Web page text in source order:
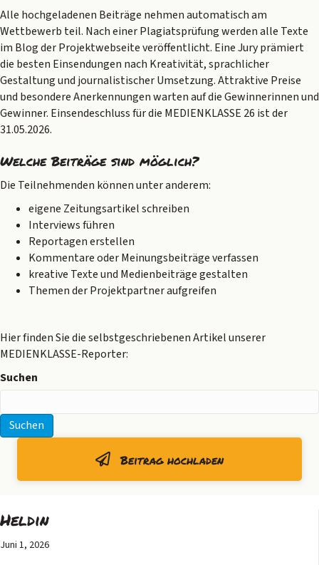
Alle hochgeladenen Beiträge nehmen automatisch am
Wettbewerb teil. Nach einer Plagiatsprüfung werden alle Texte
im Blog der Projektwebseite veröffentlicht. Eine Jury prämiert
die besten Einsendungen nach Kreativität, sprachlicher
Gestaltung und journalistischer Umsetzung. Attraktive Preise
und besondere Anerkennungen warten auf die Gewinnerinnen und
Gewinner. Einsendeschluss für die MEDIENKLASSE 26 ist der
31.05.2026.
Welche Beiträge sind möglich?
Die Teilnehmenden können unter anderem:
eigene Zeitungsartikel schreiben
Interviews führen
Reportagen erstellen
Kommentare oder Meinungsbeiträge verfassen
kreative Texte und Medienbeiträge gestalten
Themen der Projektpartner aufgreifen
Hier finden Sie die selbstgeschriebenen Artikel unserer
MEDIENKLASSE-Reporter:
Suchen
Suchen
Beitrag hochladen
Heldin
Juni 1, 2026